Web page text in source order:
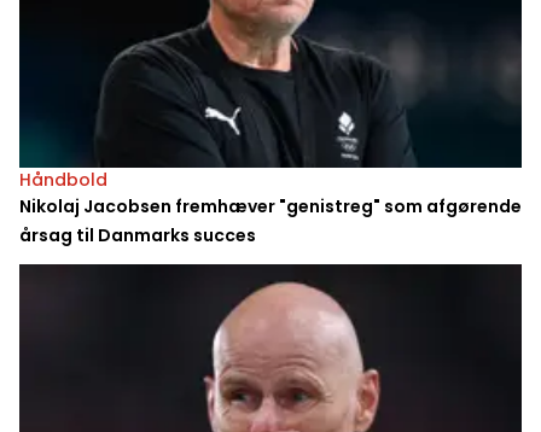
Håndbold
Nikolaj Jacobsen fremhæver "genistreg" som afgørende
årsag til Danmarks succes